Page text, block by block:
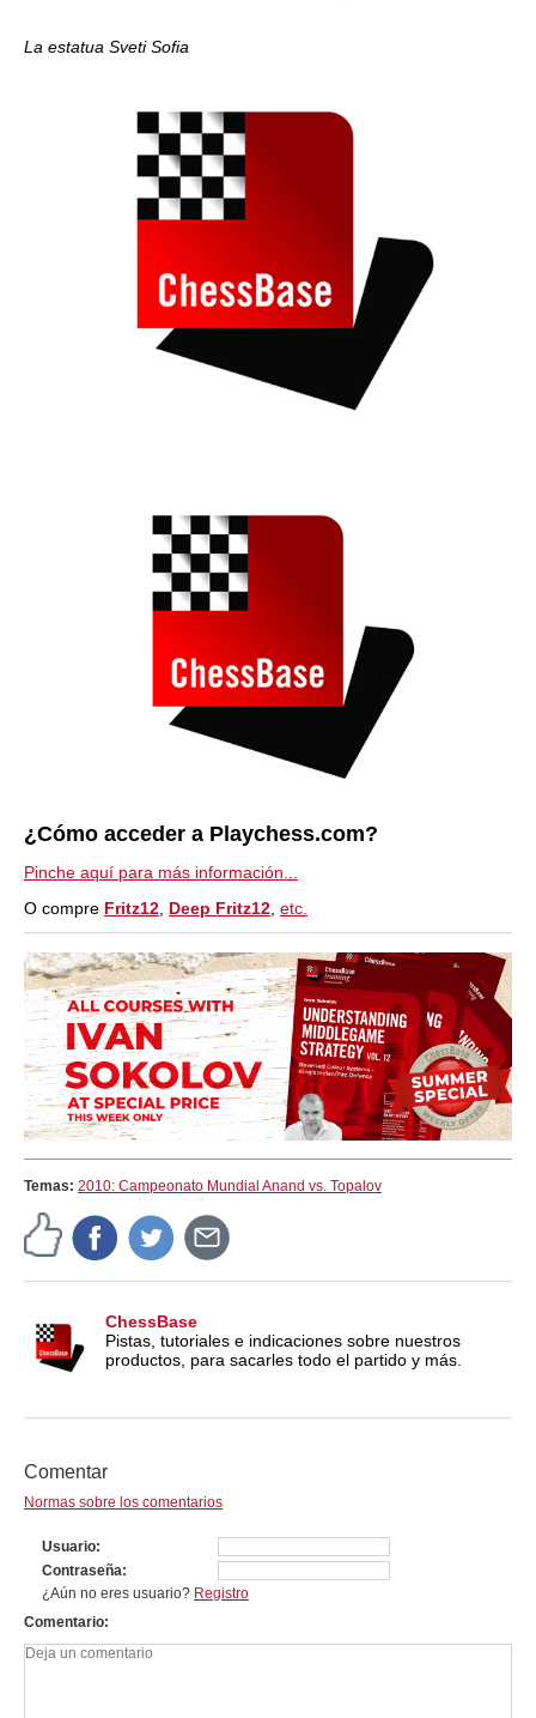
La estatua Sveti Sofia
¿Cómo acceder a Playchess.com?
Pinche aquí para más información...
O compre Fritz12, Deep Fritz12, etc.
Temas: 2010: Campeonato Mundial Anand vs. Topalov
ChessBase
Pistas, tutoriales e indicaciones sobre nuestros
productos, para sacarles todo el partido y más.
Comentar
Normas sobre los comentarios
Usuario
Contraseña
¿Aún no eres usuario? Registro
Comentario